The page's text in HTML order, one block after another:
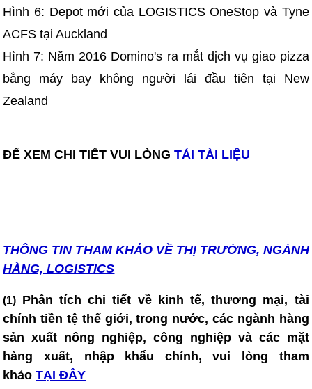
Hình 6: Depot mới của LOGISTICS OneStop và Tyne
ACFS tại Auckland
Hình 7: Năm 2016 Domino's ra mắt dịch vụ giao pizza
bằng máy bay không người lái đầu tiên tại New
Zealand
ĐỂ XEM CHI TIẾT VUI LÒNGTẢI TÀI LIỆU
THÔNG TIN THAM KHẢO VỀ THỊ TRƯỜNG, NGÀNH
HÀNG, LOGISTICS
(1) Phân tích chi tiết về kinh tế, thương mại, tài
chính tiền tệ thế giới, trong nước, các ngành hàng
sản xuất nông nghiệp, công nghiệp và các mặt
hàng xuất, nhập khẩu chính, vui lòng tham
khảo TẠI ĐÂY